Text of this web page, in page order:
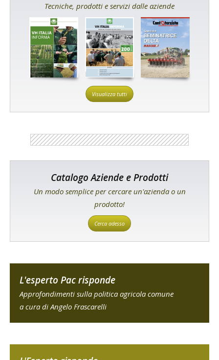
Tecniche, prodotti e servizi dalle aziende
Visualizza tutti
Catalogo Aziende e Prodotti
Un modo semplice per cercare un'azienda o un
prodotto!
Cerca adesso
L'esperto Pac risponde
Approfondimenti sulla politica agricola comune
a cura di Angelo Frascarelli